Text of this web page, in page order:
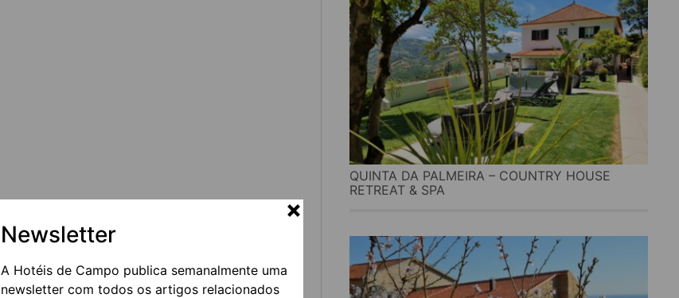
Newsletter
A Hotéis de Campo publica semanalmente uma
newsletter com todos os artigos relacionados
QUINTA DA PALMEIRA – COUNTRY HOUSE
RETREAT & SPA